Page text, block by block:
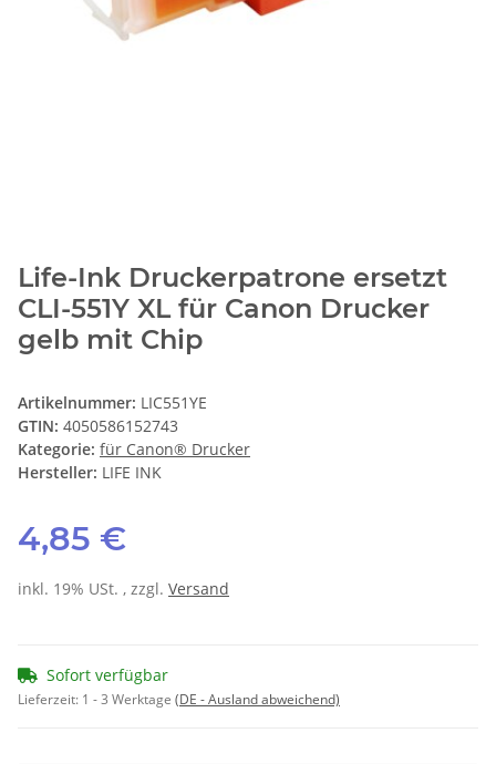
Life-Ink Druckerpatrone ersetzt
CLI-551Y XL für Canon Drucker
gelb mit Chip
Artikelnummer: LIC551YE
GTIN: 4050586152743
Kategorie: für Canon® Drucker
Hersteller: LIFE INK
4,85 €
inkl. 19% USt. , zzgl. Versand
Sofort verfügbar
Lieferzeit: 1 - 3 Werktage (DE - Ausland abweichend)